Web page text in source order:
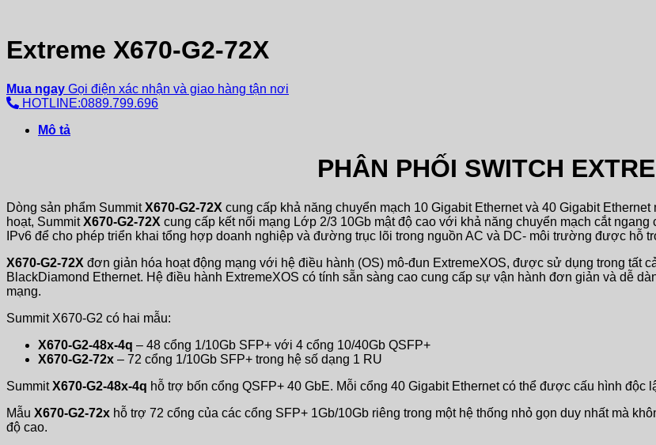
Extreme X670-G2-72X
Mua ngay Gọi điện xác nhận và giao hàng tận nơi
HOTLINE:0889.799.696
Mô tả
PHÂN PHỐI SWITCH
Dòng sản phẩm SummitX670-G2-72X cung cấp khả năng chuyển mạch 10 Gigabit Ethernet và 40 Gigabit
hoạt, SummitX670-G2-72X cung cấp kết nối mạng Lớp 2/3 10Gb mật độ cao với khả năng chuyển mạch cắt
IPv6 để cho phép triển khai tổng hợp doanh nghiệp và đường trục lõi trong nguồn AC và DC- môi trường được hỗ
X670-G2-72X đơn giản hóa hoạt động mạng với hệ điều hành (OS) mô-đun ExtremeXOS, được sử dụng trong tất
BlackDiamond Ethernet. Hệ điều hành ExtremeXOS có tính sẵn sàng cao cung cấp sự vận hành đơn giản và dễ
mạng.
Summit X670-G2 có hai mẫu:
X670-G2-48x-4q – 48 cổng 1/10Gb SFP+ với 4 cổng 10/40Gb QSFP+
X670-G2-72x – 72 cổng 1/10Gb SFP+ trong hệ số dạng 1 RU
SummitX670-G2-48x-4q hỗ trợ bốn cổng QSFP+ 40 GbE. Mỗi cổng 40 Gigabit Ethernet có thể được cấu hình độc
Mẫu X670-G2-72x hỗ trợ 72 cổng của các cổng SFP+ 1Gb/10Gb riêng trong một hệ thống nhỏ gọn duy nhất mà
độ cao.